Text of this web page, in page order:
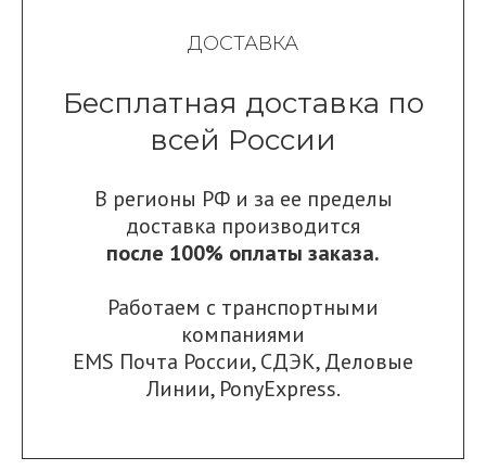
ДОСТАВКА
Бесплатная доставка по
всей России
В регионы РФ и за ее пределы
доставка производится
после 100% оплаты заказа.
Работаем с транспортными
компаниями
EMS Почта России,СДЭК,Деловые
Линии, PonyExpress.